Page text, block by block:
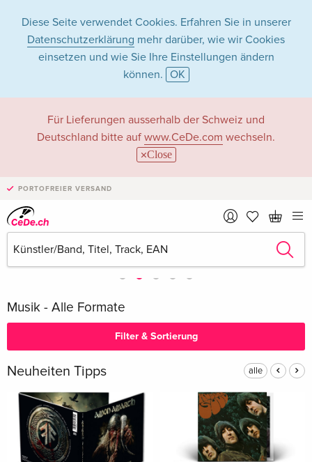
Diese Seite verwendet Cookies. Erfahren Sie in unserer
Datenschutzerklärung mehr darüber, wie wir Cookies
einsetzen und wie Sie Ihre Einstellungen ändern
können. OK
Für Lieferungen ausserhalb der Schweiz und
Deutschland bitte auf www.CeDe.com wechseln.
Close
PORTOFREIER VERSAND
Musik - Alle Formate
Filter & Sortierung
Neuheiten Tipps alle